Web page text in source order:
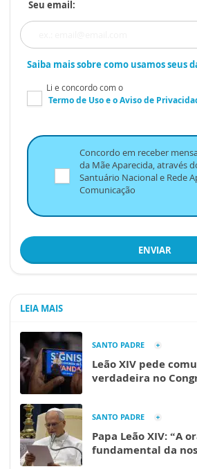
Seu email:
Saiba mais sobre como usamos seus
Li e concordo com o
Termo de Usoe oAviso de
Concordo em receber
da Mãe Aparecida, através
Santuário Nacional e Rede
Comunicação
ENVIAR
LEIA MAIS
SANTO PADRE
Leão XIV pede
verdadeira no
SANTO PADRE
Papa Leão XIV: “A
fundamental da